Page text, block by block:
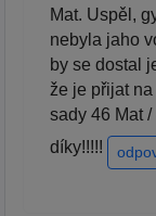
Mat. Uspěl,
nebyla jaho
by se dostal
že je přijat
sady 46 Mat /
díky!!!!!